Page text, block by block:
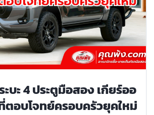
บะ 4 ประตูมือสอง เกียร์ออ
อบโจทย์ครอบครัวยุคใหม่